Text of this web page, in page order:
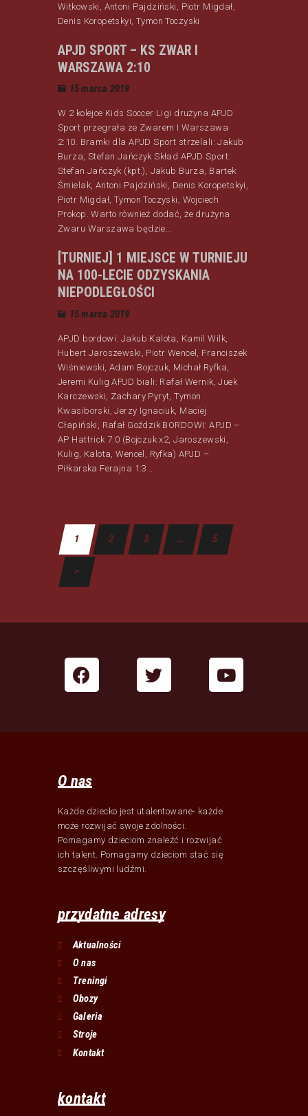
Witkowski, Antoni Pajdziński, Piotr Migdał,
Denis Koropetskyi, Tymon Toczyski
APJD SPORT – KS ZWAR I
WARSZAWA 2:10
15 marca 2019
W 2 kolejce Kids Soccer Ligi drużyna APJD
Sport przegrała ze Zwarem I Warszawa
2:10. Bramki dla APJD Sport strzelali: Jakub
Burza, Stefan Jańczyk Skład APJD Sport:
Stefan Jańczyk (kpt.), Jakub Burza, Bartek
Śmielak, Antoni Pajdziński, Denis Koropetskyi,
Piotr Migdał, Tymon Toczyski, Wojciech
Prokop. Warto również dodać, że drużyna
Zwaru Warszawa będzie…
[TURNIEJ] 1 MIEJSCE W TURNIEJU
NA 100-LECIE ODZYSKANIA
NIEPODLEGŁOŚCI
15 marca 2019
APJD bordowi: Jakub Kalota, Kamil Wilk,
Hubert Jaroszewski, Piotr Wencel, Franciszek
Wiśniewski, Adam Bojczuk, Michał Ryfka,
Jeremi Kulig APJD biali: Rafał Wernik, Juek
Karczewski, Zachary Pyryt, Tymon
Kwasiborski, Jerzy Ignaciuk, Maciej
Cłapiński, Rafał Goździk BORDOWI: APJD –
AP Hattrick 7:0 (Bojczuk x2, Jaroszewski,
Kulig, Kalota, Wencel, Ryfka) APJD –
Piłkarska Ferajna 1:3…
1 2 3 … 5
>
O nas
Każde dziecko jest utalentowane- każde
może rozwijać swoje zdolności.
Pomagamy dzieciom znaleźć i rozwijać
ich talent. Pomagamy dzieciom stać się
szczęśliwymi ludźmi.
przydatne adresy
Aktualności
O nas
Treningi
Obozy
Galeria
Stroje
Kontakt
kontakt